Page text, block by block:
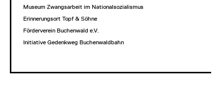
Museum Zwangsarbeit im Nationalsozialismus
Erinnerungsort Topf & Söhne
Förderverein Buchenwald e.V.
Initiative Gedenkweg Buchenwaldbahn